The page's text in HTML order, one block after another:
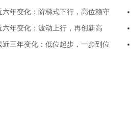
年变化：阶梯式下行，高位稳守
年变化：波动上行，再创新高
三年变化：低位起步，一步到位